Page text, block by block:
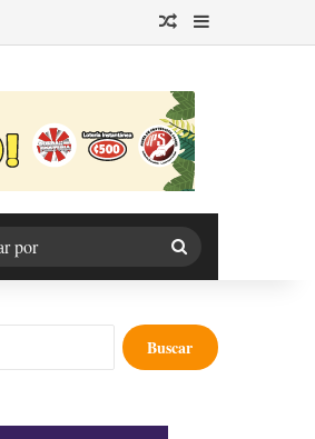
Publicación al azar
Barra lateral
Buscar
por
Buscar: